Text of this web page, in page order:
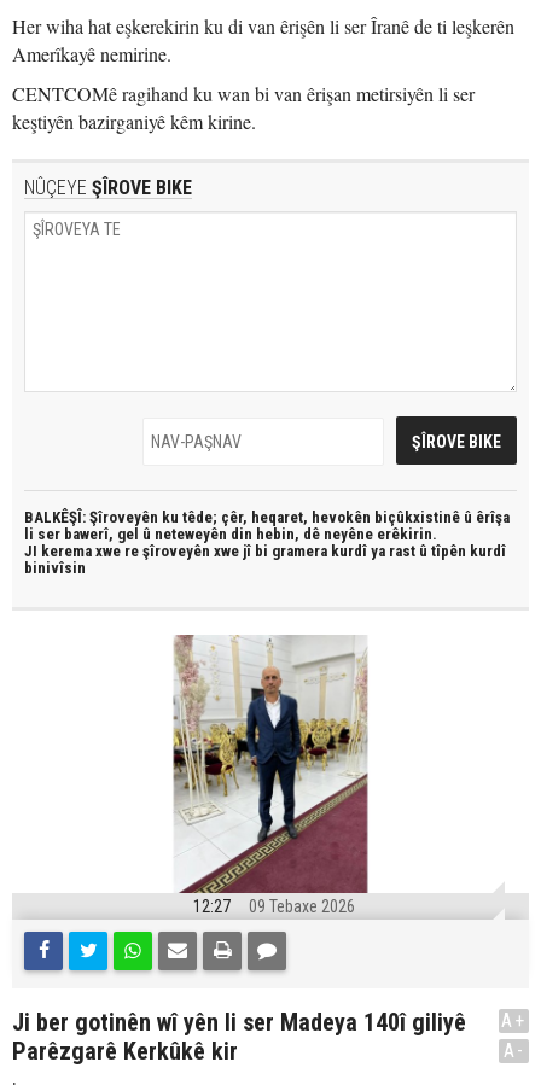
Her wiha hat eşkerekirin ku di van êrişên li ser Îranê de ti leşkerên
Amerîkayê nemirine.
CENTCOMê ragihand ku wan bi van êrişan metirsiyên li ser
keştiyên bazirganiyê kêm kirine.
NÛÇEYE ŞÎROVE BIKE
BALKÊŞÎ: Şîroveyên ku têde; çêr, heqaret, hevokên biçûkxistinê û êrîşa
li ser bawerî, gel û neteweyên din hebin, dê neyêne erêkirin.
JI kerema xwe re şîroveyên xwe jî bi gramera kurdî ya rast û tîpên kurdî
binivîsin
12:27 09 Tebaxe 2026
Ji ber gotinên wî yên li ser Madeya 140î giliyê
Parêzgarê Kerkûkê kir
.
A+
A-